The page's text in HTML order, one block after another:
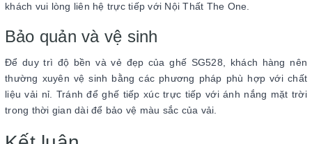
khách vui lòng liên hệ trực tiếp với Nội Thất The One.
Bảo quản và vệ sinh
Để duy trì độ bền và vẻ đẹp của ghế SG528, khách hàng nên
thường xuyên vệ sinh bằng các phương pháp phù hợp với chất
liệu vải nỉ. Tránh để ghế tiếp xúc trực tiếp với ánh nắng mặt trời
trong thời gian dài để bảo vệ màu sắc của vải.